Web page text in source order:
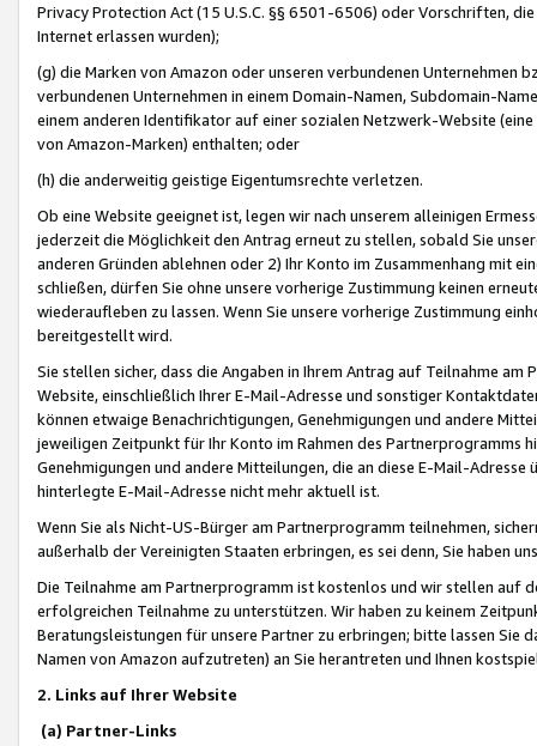
Privacy Protection Act (15 U.S.C. §§ 6501-6506) oder Vorschriften,
Internet erlassen wurden);
(g) die Marken von Amazon oder unseren verbundenen Unternehmen
verbundenen Unternehmen in einem Domain-Namen, Subdomain-
einem anderen Identifikator auf einer sozialen Netzwerk-Website
von Amazon-Marken) enthalten; oder
(h) die anderweitig geistige Eigentumsrechte verletzen.
Ob eine Website geeignet ist, legen wir nach unserem alleinigen
jederzeit die Möglichkeit den Antrag erneut zu stellen, sobald Sie
anderen Gründen ablehnen oder 2) Ihr Konto im Zusammenhang mit
schließen, dürfen Sie ohne unsere vorherige Zustimmung keinen
wiederaufleben zu lassen. Wenn Sie unsere vorherige Zustimmung
bereitgestellt wird.
Sie stellen sicher, dass die Angaben in Ihrem Antrag auf Teilnahme
Website, einschließlich Ihrer E-Mail-Adresse und sonstiger
können etwaige Benachrichtigungen, Genehmigungen und andere
jeweiligen Zeitpunkt für Ihr Konto im Rahmen des Partnerprogramms
Genehmigungen und andere Mitteilungen, die an diese E-Mail-
hinterlegte E-Mail-Adresse nicht mehr aktuell ist.
Wenn Sie als Nicht-US-Bürger am Partnerprogramm teilnehmen,
außerhalb der Vereinigten Staaten erbringen, es sei denn, Sie haben
Die Teilnahme am Partnerprogramm ist kostenlos und wir stellen auf
erfolgreichen Teilnahme zu unterstützen. Wir haben zu keinem
Beratungsleistungen für unsere Partner zu erbringen; bitte lassen Sie
Namen von Amazon aufzutreten) an Sie herantreten und Ihnen
2. Links auf Ihrer Website
(a) Partner-Links